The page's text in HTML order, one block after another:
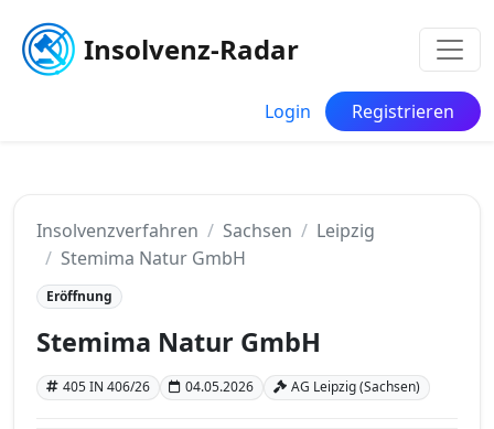
Insolvenz-Radar
Login Registrieren
Insolvenzverfahren Sachsen
Leipzig
Stemima Natur GmbH
Eröffnung
Stemima Natur GmbH
405 IN 406/26 04.05.2026 AG Leipzig (Sachsen)